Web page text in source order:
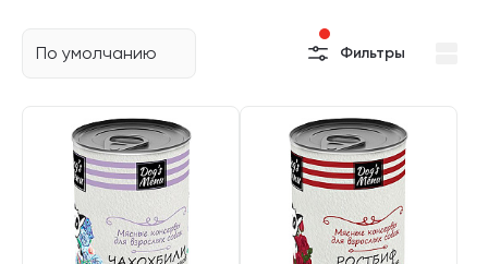
По умолчанию Фильтры